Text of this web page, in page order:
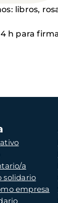
libros,
h para
a
solidario
empresa